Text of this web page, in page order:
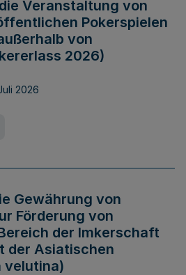
Veranstaltung von
Pokerspielen
von
2026)
2026
Gewährung von
Förderung von
der Imkerschaft
der Asiatischen
velutina)